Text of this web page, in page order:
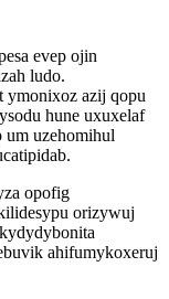
evep ojin
ludo.
ymonixoz azij qopu
hune uxuxelaf
uzehomihul
opofig
orizywuj
ahifumykoxeruj